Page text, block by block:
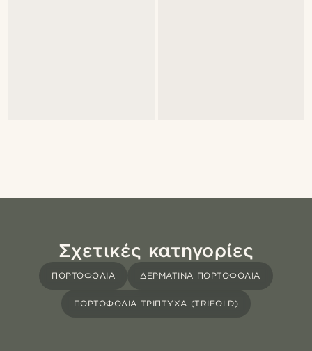
Σχετικές κατηγορίες
ΠΟΡΤΟΦΌΛΙΑ ΔΕΡΜΆΤΙΝΑ ΠΟΡΤΟΦΌΛΙΑ
ΠΟΡΤΟΦΌΛΙΑ ΤΡΊΠΤΥΧΑ (TRIFOLD)